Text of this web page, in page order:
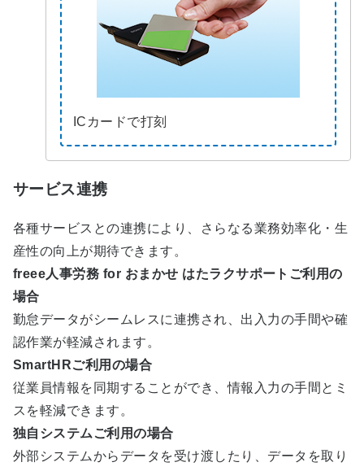
ICカードで打刻
サービス連携
各種サービスとの連携により、さらなる業務効率化・生
産性の向上が期待できます。
freee人事労務 for おまかせ はたラクサポートご利用の
場合
勤怠データがシームレスに連携され、出入力の手間や確
認作業が軽減されます。
SmartHRご利用の場合
従業員情報を同期することができ、情報入力の手間とミ
スを軽減できます。
独自システムご利用の場合
外部システムからデータを受け渡したり、データを取り